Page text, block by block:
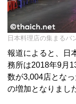
日本料理店の集まるバ
報道によると、日
務所は2018年9月
数が3,004店とな
の増加となりまし